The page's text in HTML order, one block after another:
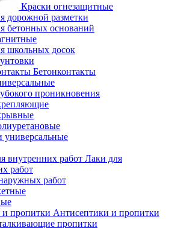
Краски огнезащитные
дорожной разметки
бетонных оснований
школьных досок
Бетонконтакты
проникновения
универсальные
Лаки для
работ
работ
Антисептики и пропитки